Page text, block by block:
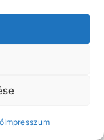
Impresszum